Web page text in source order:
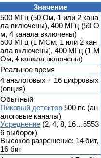
Значение
500 MГц (50 Ом, 1 или 2 кана
ла включены), 400 MГц (50 О
м, 4 канала включены)
500 MГц (1 МОм, 1 или 2 кан
ала включены), 400 MГц (1 М
Ом, 4 канала включены)
Реальное время
4 аналоговых + 16 цифровых
(опция)
Обычный
Пиковый детектор 500 пс (ан
алоговые каналы)
Усреднение (2, 4, 8, 16…6553
6 выборок)
Высокое разрешение: 14 бит,
16 бит